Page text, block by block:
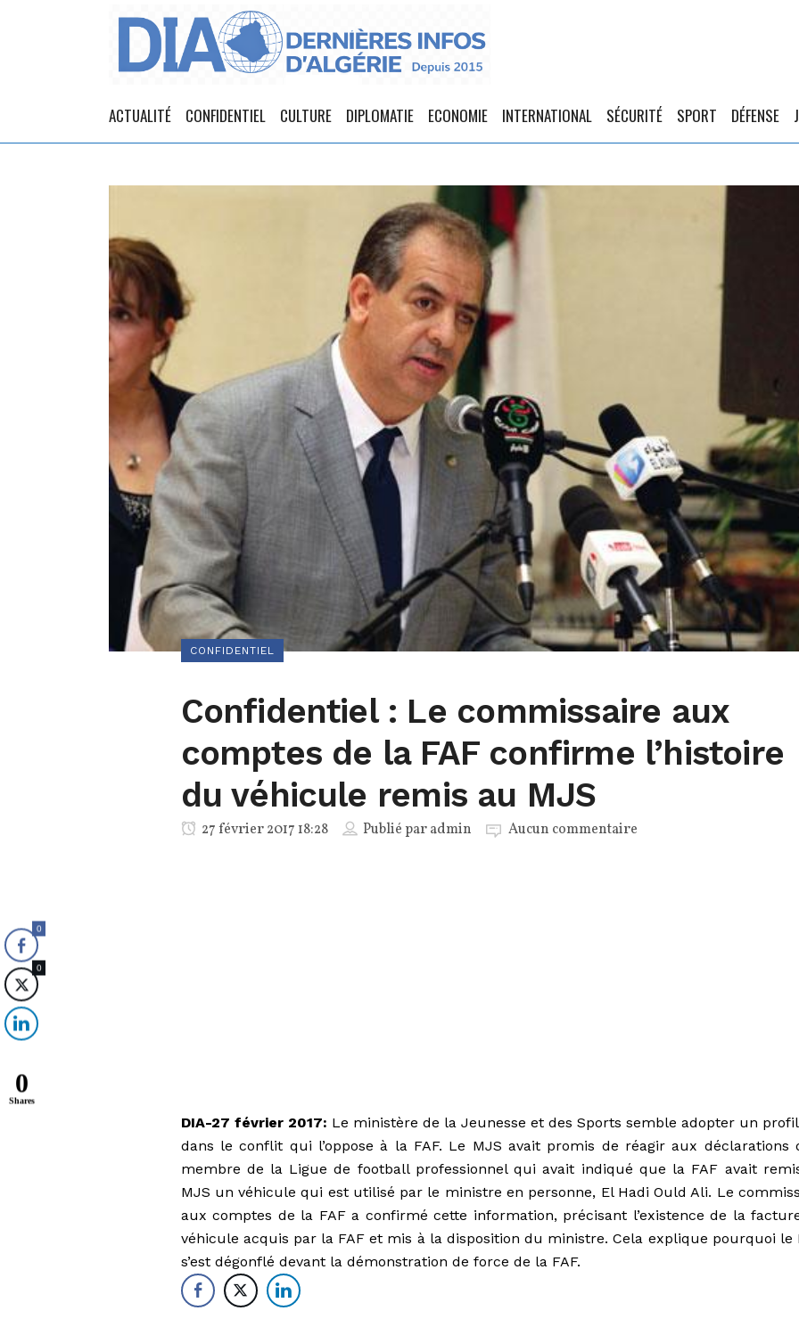
ACTUALITÉ CONFIDENTIEL CULTURE DIPLOMATIE ECONOMIE INTERNATIONAL SÉCURITÉ SPORT DÉFENSE
CONFIDENTIEL
Confidentiel : Le commissaire aux
comptes de la FAF confirme l’histoire
du véhicule remis au MJS
27 février 2017 18:28 Publié paradmin Aucun commentaire
DIA-27 février 2017: Le ministère de la Jeunesse et des Sports semble adopter un
dans le conflit qui l’oppose à la FAF. Le MJS avait promis de réagir aux déclarations
membre de la Ligue de football professionnel qui avait indiqué que la FAF avait
MJS un véhicule qui est utilisé par le ministre en personne, El Hadi Ould Ali. Le
aux comptes de la FAF a confirmé cette information, précisant l’existence de la
véhicule acquis par la FAF et mis à la disposition du ministre. Cela explique pourquoi le
s’est dégonflé devant la démonstration de force de la FAF.
0
0
0
Shares